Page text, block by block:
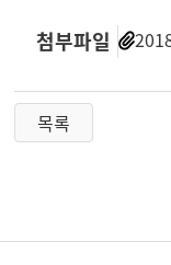
첨부파일
목록